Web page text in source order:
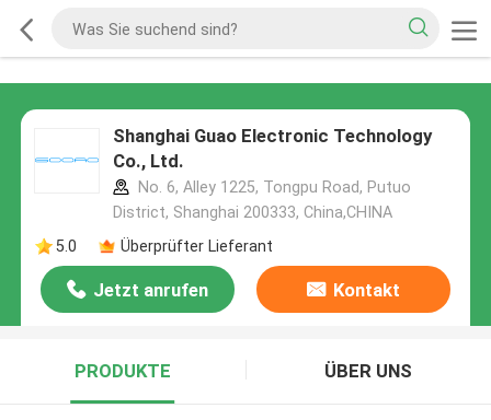
Shanghai Guao Electronic Technology
Co., Ltd.
No. 6, Alley 1225, Tongpu Road, Putuo
District, Shanghai 200333, China,CHINA
5.0
Überprüfter Lieferant
Jetzt anrufen Kontakt
PRODUKTE ÜBER UNS